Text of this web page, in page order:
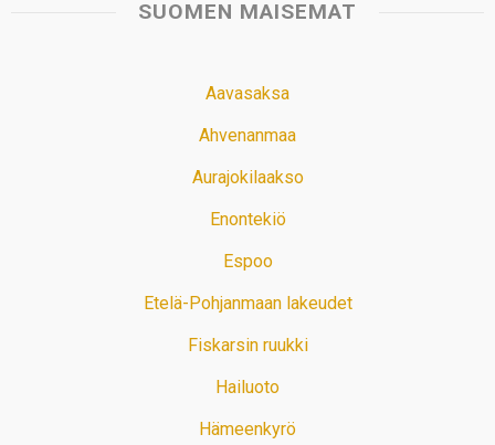
SUOMEN MAISEMAT
Aavasaksa
Ahvenanmaa
Aurajokilaakso
Enontekiö
Espoo
Etelä-Pohjanmaan lakeudet
Fiskarsin ruukki
Hailuoto
Hämeenkyrö